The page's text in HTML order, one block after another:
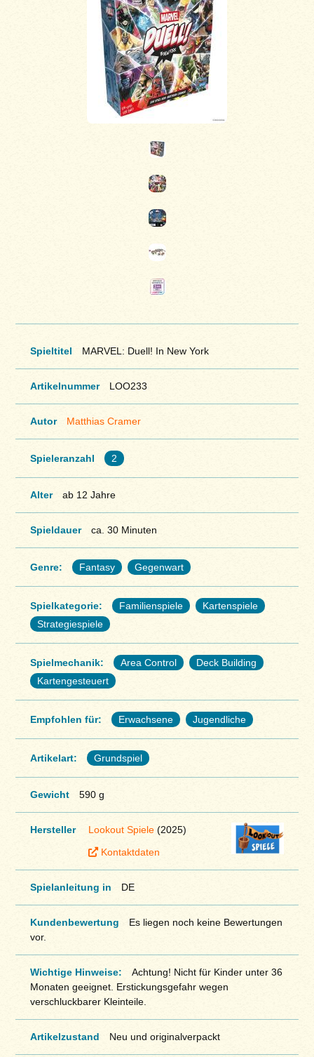
Spieltitel MARVEL: Duell! In New York
Artikelnummer LOO233
Autor Matthias Cramer
Spieleranzahl 2
Alter ab 12 Jahre
Spieldauer ca. 30 Minuten
Genre: Fantasy Gegenwart
Spielkategorie: Familienspiele
Kartenspiele
Strategiespiele
Spielmechanik: Area Control
Deck Building
Kartengesteuert
Empfohlen für: Erwachsene Jugendliche
Artikelart: Grundspiel
Gewicht 590 g
Hersteller Lookout Spiele(2025)
Kontaktdaten
Spielanleitung in DE
Kundenbewertung
Es liegen noch keine Bewertungen
vor.
Wichtige Hinweise:
Achtung! Nicht für Kinder unter 36
Monaten geeignet. Erstickungsgefahr wegen
verschluckbarer Kleinteile.
Artikelzustand Neu und originalverpackt